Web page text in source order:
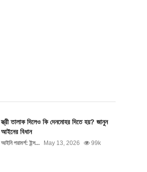
স্ত্রী তালাক দিলেও কি দেনমোহর দিতে হয়? জানুন
আইনের বিধান
আইনি পরামর্শ: ইন্স... May 13, 2026 99k